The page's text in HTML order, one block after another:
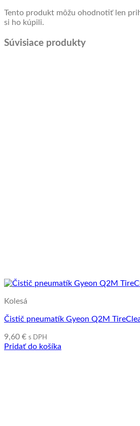
Tento produkt môžu ohodnotiť len
si ho kúpili.
Súvisiace produkty
Kolesá
Čistič pneumatík Gyeon Q2M
9,60 € s DPH
Pridať do košíka